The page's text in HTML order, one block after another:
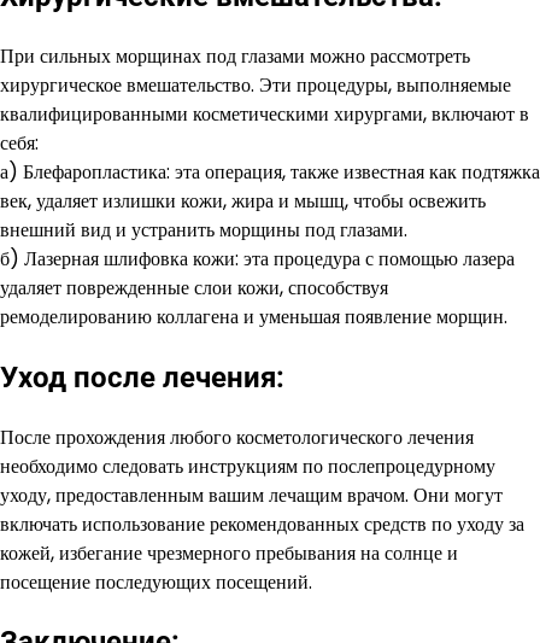
При сильных морщинах под глазами можно рассмотреть
хирургическое вмешательство. Эти процедуры, выполняемые
квалифицированными косметическими хирургами, включают в
себя:
а) Блефаропластика: эта операция, также известная как подтяжка
век, удаляет излишки кожи, жира и мышц, чтобы освежить
внешний вид и устранить морщины под глазами.
б) Лазерная шлифовка кожи: эта процедура с помощью лазера
удаляет поврежденные слои кожи, способствуя
ремоделированию коллагена и уменьшая появление морщин.
Уход после лечения:
После прохождения любого косметологического лечения
необходимо следовать инструкциям по послепроцедурному
уходу, предоставленным вашим лечащим врачом. Они могут
включать использование рекомендованных средств по уходу за
кожей, избегание чрезмерного пребывания на солнце и
посещение последующих посещений.